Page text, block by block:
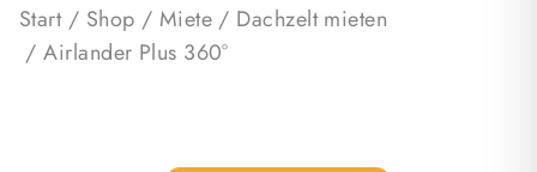
Start/ Shop / Miete / Dachzelt mieten
/ Airlander Plus 360°